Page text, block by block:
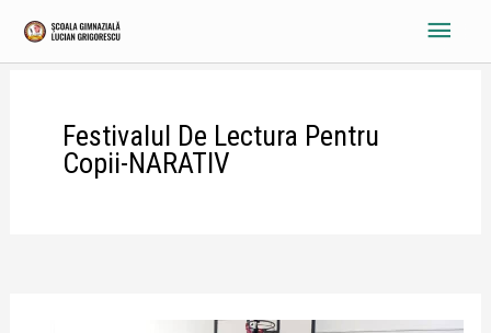
content
Main
Festivalul De Lectura Pentru
Copii-NARATIV